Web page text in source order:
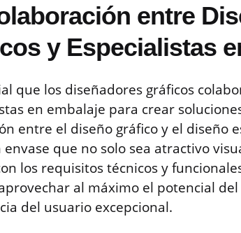
entre
y Especialistas
que los diseñadores gráficos
en embalaje para crear
entre el diseño gráfico y el diseño
envase que no solo sea atractivo
los requisitos técnicos y
al máximo el potencial
del usuario excepcional.